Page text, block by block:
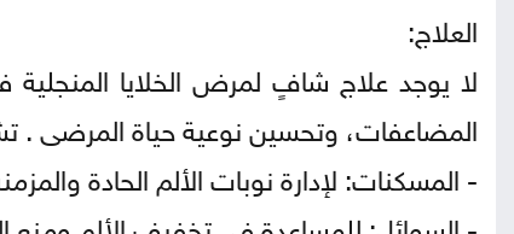
العلاج:
لا يوجد علاج شافٍ لمرض الخلايا
المضاعفات، وتحسين نوعية حياة المرضى .
- المسكنات: لإدارة نوبات الألم الحادة